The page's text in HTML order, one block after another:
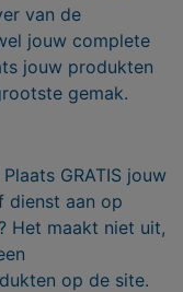
van de
jouw complete
jouw produkten
gemak.
GRATIS jouw
dienst aan op
Het maakt niet uit,
op de site.